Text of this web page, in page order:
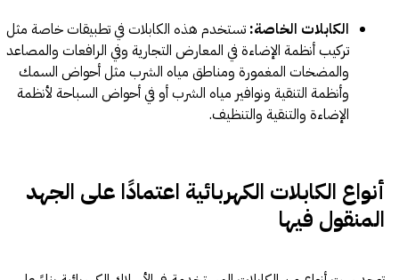
الكابلات الخاصة: تستخدم هذه الكابلات في تطبيقات خاصة مثل
تركيب أنظمة الإضاءة في المعارض التجارية وفي الرافعات والمصاعد
والمضخات المغمورة ومناطق مياه الشرب مثل أحواض السمك
وأنظمة التنقية ونوافير مياه الشرب أو في أحواض السباحة لأنظمة
الإضاءة والتنقية والتنظيف.
أنواع الكابلات الكهربائية اعتمادًا على الجهد
المنقول فيها